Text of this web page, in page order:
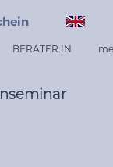
BERATER:IN